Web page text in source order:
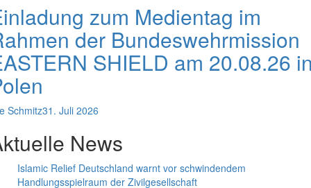
zum Medientag im
der Bundeswehrmission
SHIELD am 20.08.26
Schmitz31. Juli 2026
News
Islamic Relief Deutschland warnt vor schwindendem
Handlungsspielraum der Zivilgesellschaft